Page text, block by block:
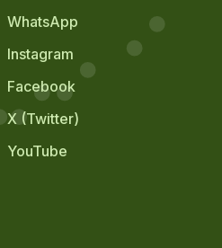
WhatsApp
Instagram
Facebook
X (Twitter)
YouTube